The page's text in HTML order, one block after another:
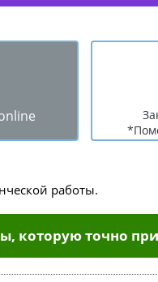
работы.
которую точно